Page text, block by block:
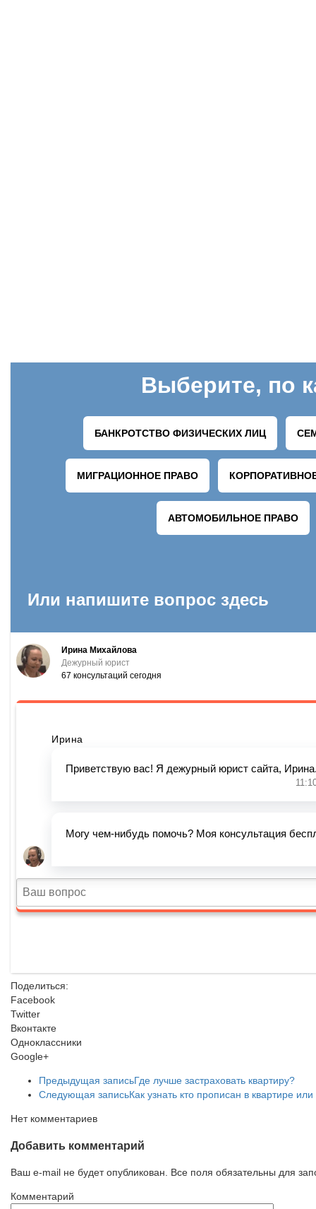
Поделиться:
Facebook
Twitter
Вконтакте
Одноклассники
Google+
Предыдущая записьГде лучше застраховать квартиру?
Следующая записьКак узнать кто прописан в квартире
Нет комментариев
Добавить комментарий
Ваш e-mail не будет опубликован. Все поля обязательны для
Комментарий